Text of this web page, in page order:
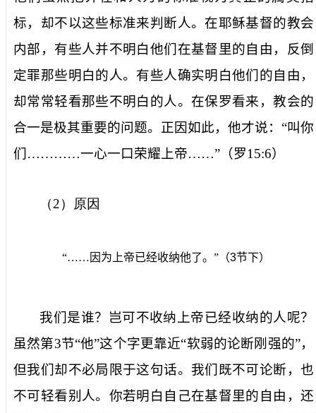
标，却不以这些标准来判断人。在耶稣基督的教会
内部，有些人并不明白他们在基督里的自由，反倒
定罪那些明白的人。有些人确实明白他们的自由，
却常常轻看那些不明白的人。在保罗看来，教会的
合一是极其重要的问题。正因如此，他才说：“叫你
们…………一心一口荣耀上帝……”（罗15:6）
（2）原因
“……因为上帝已经收纳他了。”（3节下）
我们是谁？岂可不收纳上帝已经收纳的人呢？
虽然第3节“他”这个字更靠近“软弱的论断刚强的”，
但我们却不必局限于这句话。我们既不可论断，也
不可轻看别人。你若明白自己在基督里的自由，还